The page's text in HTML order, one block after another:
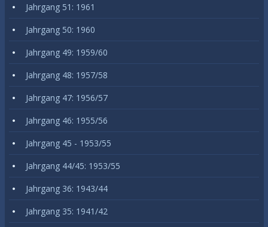
Jahrgang 51: 1961
Jahrgang 50: 1960
Jahrgang 49: 1959/60
Jahrgang 48: 1957/58
Jahrgang 47: 1956/57
Jahrgang 46: 1955/56
Jahrgang 45 - 1953/55
Jahrgang 44/45: 1953/55
Jahrgang 36: 1943/44
Jahrgang 35: 1941/42